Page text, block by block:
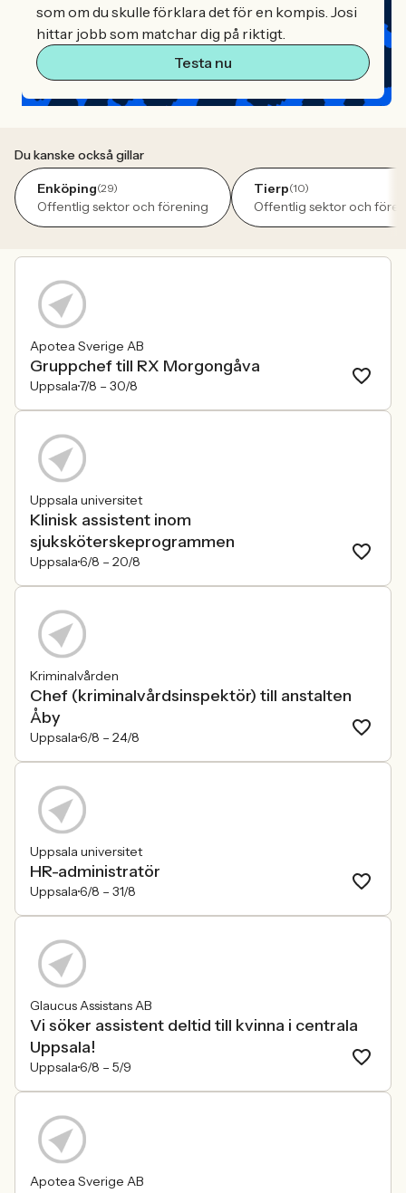
som om du skulle förklara det för en kompis. Josi
hittar jobb som matchar dig på riktigt.
Testa nu
Du kanske också gillar
Enköping(29)
Offentlig sektor och förening
Tierp(10)
Offentlig sektor och
Apotea Sverige AB
Gruppchef till RX Morgongåva
Uppsala7/8 – 30/8
Uppsala universitet
Klinisk assistent inom
sjuksköterskeprogrammen
Uppsala6/8 – 20/8
Kriminalvården
Chef (kriminalvårdsinspektör) till anstalten
Åby
Uppsala6/8 – 24/8
Uppsala universitet
HR-administratör
Uppsala6/8 – 31/8
Glaucus Assistans AB
Vi söker assistent deltid till kvinna i centrala
Uppsala!
Uppsala6/8 – 5/9
Apotea Sverige AB